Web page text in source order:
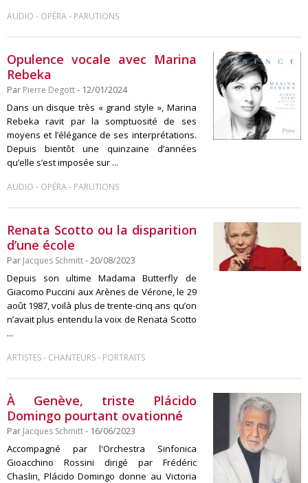
AUDIO - OPÉRA- PARUTIONS
Opulence vocale avec Marina
Rebeka
Par Pierre Degott- 12/01/2024
Dans un disque très « grand style », Marina
Rebeka ravit par la somptuosité de ses
moyens et l’élégance de ses interprétations.
Depuis bientôt une quinzaine d’années
qu’elle s’est imposée sur ...
AUDIO - OPÉRA- PARUTIONS
Renata Scotto ou la disparition
d’une école
Par Jacques Schmitt- 20/08/2023
Depuis son ultime Madama Butterfly de
Giacomo Puccini aux Arènes de Vérone, le 29
août 1987, voilà plus de trente-cinq ans qu’on
n’avait plus entendu la voix de Renata Scotto
...
ARTISTES- CHANTEURS- PORTRAITS
À Genève, triste Plácido
Domingo pourtant ovationné
Par Jacques Schmitt- 16/06/2023
Accompagné par l'Orchestra Sinfonica
Gioacchino Rossini dirigé par Frédéric
Chaslin, Plácido Domingo donne au Victoria